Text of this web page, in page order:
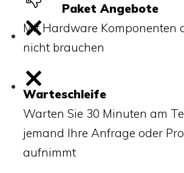
Paket Angebote
Mit Hardware Komponenten
nicht brauchen
Warteschleife
Warten Sie 30 Minuten am
jemand Ihre Anfrage oder
aufnimmt